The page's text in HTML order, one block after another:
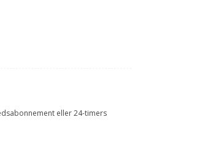
eller 24-timers